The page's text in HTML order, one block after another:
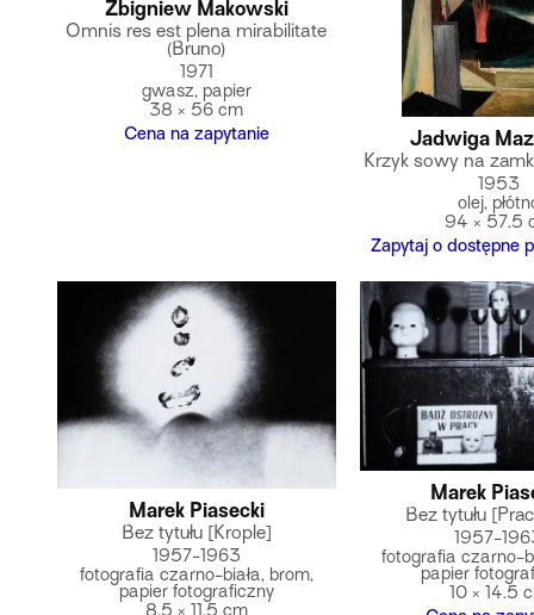
Zbigniew Makowski
Omnis res est plena mirabilitate
(Bruno)
1971
gwasz, papier
38 × 56 cm
Cena na zapytanie
Jadwiga
Krzyk sowy na
1953
olej,
94 × 57.5
Zapytaj o dostępne
Marek Piasecki
Bez tytułu [Krople]
1957-1963
fotografia czarno-biała, brom,
papier fotograficzny
8.5 × 11.5 cm
Marek
Bez tytułu
1957-
fotografia czarno-
papier
10 × 14.5